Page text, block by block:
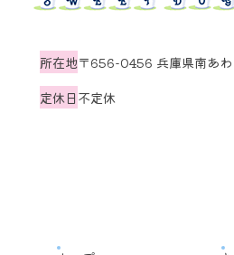
所在地〒656-0456 兵庫県南あ
定休日不定休